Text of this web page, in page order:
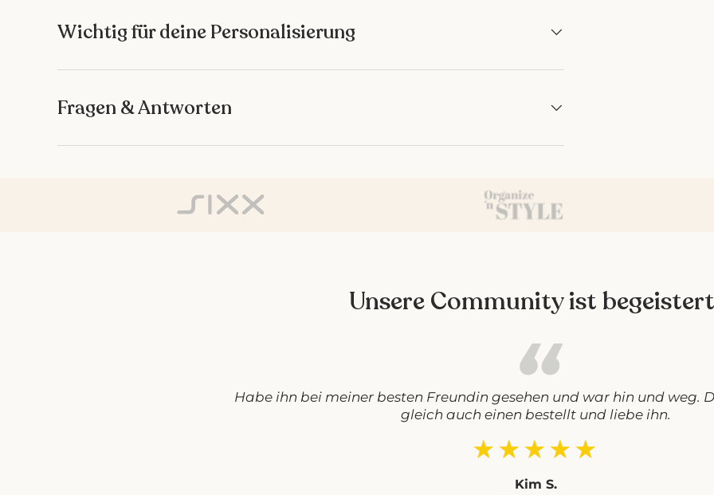
Wichtig für deine Personalisierung
Fragen & Antworten
Unsere Community ist
Habe ihn bei meiner besten Freundin gesehen und war hin und weg.
gleich auch einen bestellt und liebe ihn.
★★★★★
Kim S.